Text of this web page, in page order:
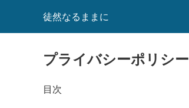
徒然なるままに
プライバシーポリシー
目次